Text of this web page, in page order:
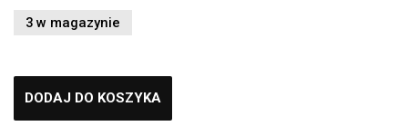
3 w magazynie
DODAJ DO KOSZYKA